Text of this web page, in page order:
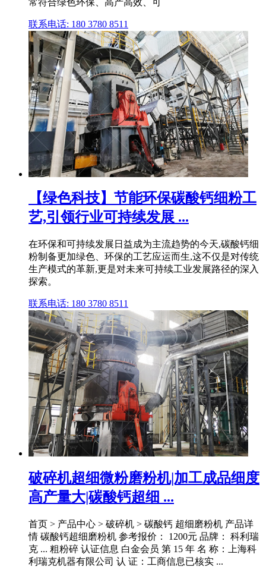
联系电话: 180 3780 8511
【绿色科技】节能环保碳酸钙细粉工
艺,引领行业可持续发展 ...
在环保和可持续发展日益成为主流趋势的今天,碳酸钙细
粉制备更加绿色、环保的工艺应运而生,这不仅是对传统
生产模式的革新,更是对未来可持续工业发展路径的深入
探索。
联系电话: 180 3780 8511
破碎机超细微粉磨粉机|加工成品细度
高产量大|碳酸钙超细 ...
首页 > 产品中心 > 破碎机 > 碳酸钙 超细磨粉机 产品详
情 碳酸钙超细磨粉机 参考报价： 1200元 品牌： 科利瑞
克 ... 粗粉碎 认证信息 白金会员 第 15 年 名 称：上海科
利瑞克机器有限公司 认 证：工商信息已核实 ...